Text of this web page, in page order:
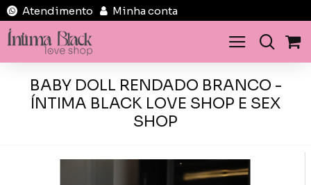
Atendimento Minha conta
BABY DOLL RENDADO BRANCO -
ÍNTIMA BLACK LOVE SHOP E SEX
SHOP